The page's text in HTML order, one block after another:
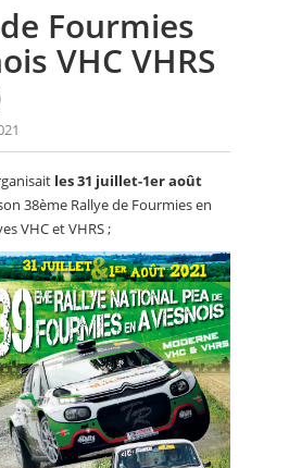
Fourmies
VHC VHRS
les 31 juillet-1er août
38ème Rallye de Fourmies en
VHC et VHRS ;